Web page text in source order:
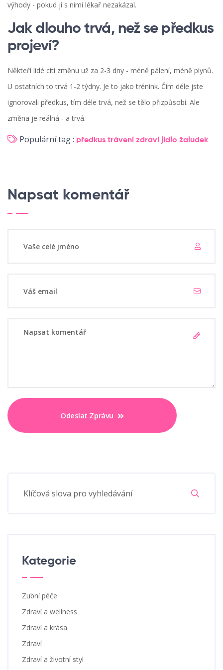
výhody - pokud jí s nimi lékař nezakázal.
Jak dlouho trvá, než se předkus
projeví?
Někteří lidé cítí změnu už za 2-3 dny - méně pálení, méně plynů.
U ostatních to trvá 1-2 týdny. Je to jako trénink. Čím déle jste
ignorovali předkus, tím déle trvá, než se tělo přizpůsobí. Ale
změna je reálná - a trvá.
Populární tag : předkus trávení zdraví jídlo žaludek
Napsat komentář
Odeslat Zprávu
Kategorie
Zubní péče
Zdraví a wellness
Zdraví a krása
Zdraví
Zdraví a životní styl